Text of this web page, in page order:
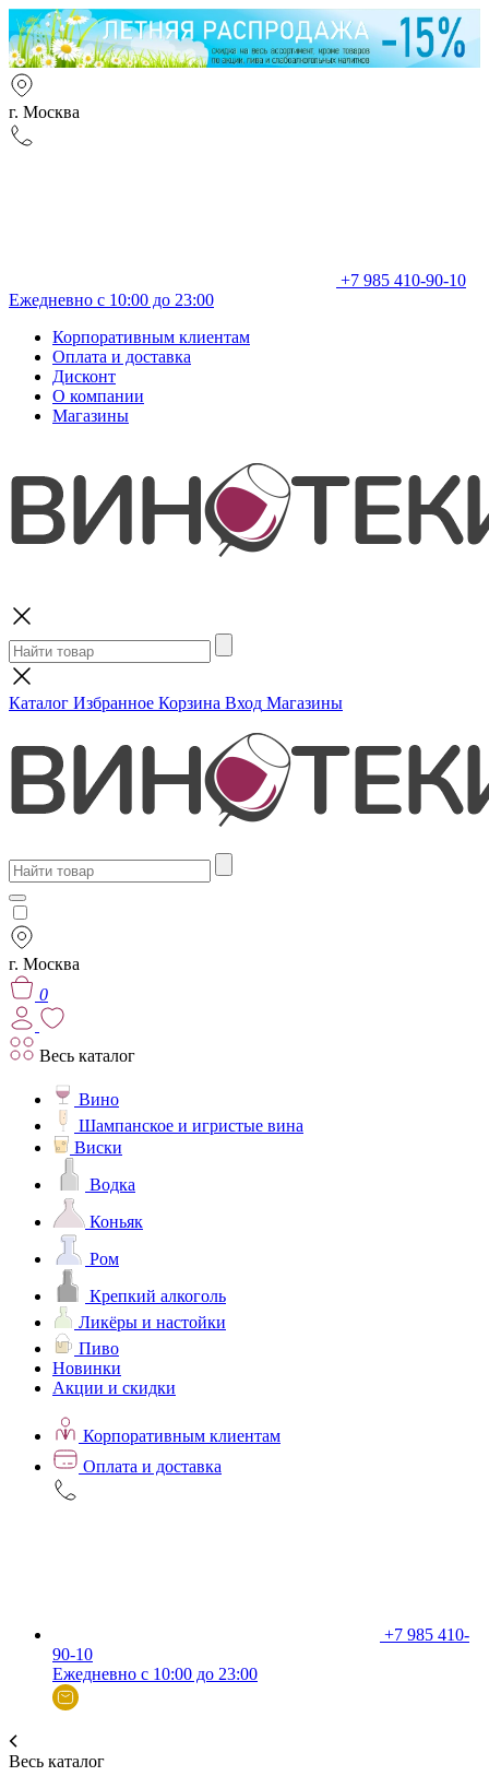
г. Москва
+7 985 410-90-10
Ежедневно с 10:00 до 23:00
Корпоративным клиентам
Оплата и доставка
Дисконт
О компании
Магазины
Каталог Избранное Корзина Вход Магазины
г. Москва
0
Весь каталог
Вино
Шампанское и игристые вина
Виски
Водка
Коньяк
Ром
Крепкий алкоголь
Ликёры и настойки
Пиво
Новинки
Акции и скидки
Корпоративным клиентам
Оплата и доставка
+7 985 410-
90-10
Ежедневно с 10:00 до 23:00
Весь каталог